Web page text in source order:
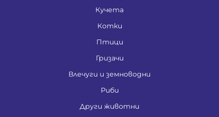
Кучета
Котки
Птици
Гризачи
Влечуги и земноводни
Риби
Други животни